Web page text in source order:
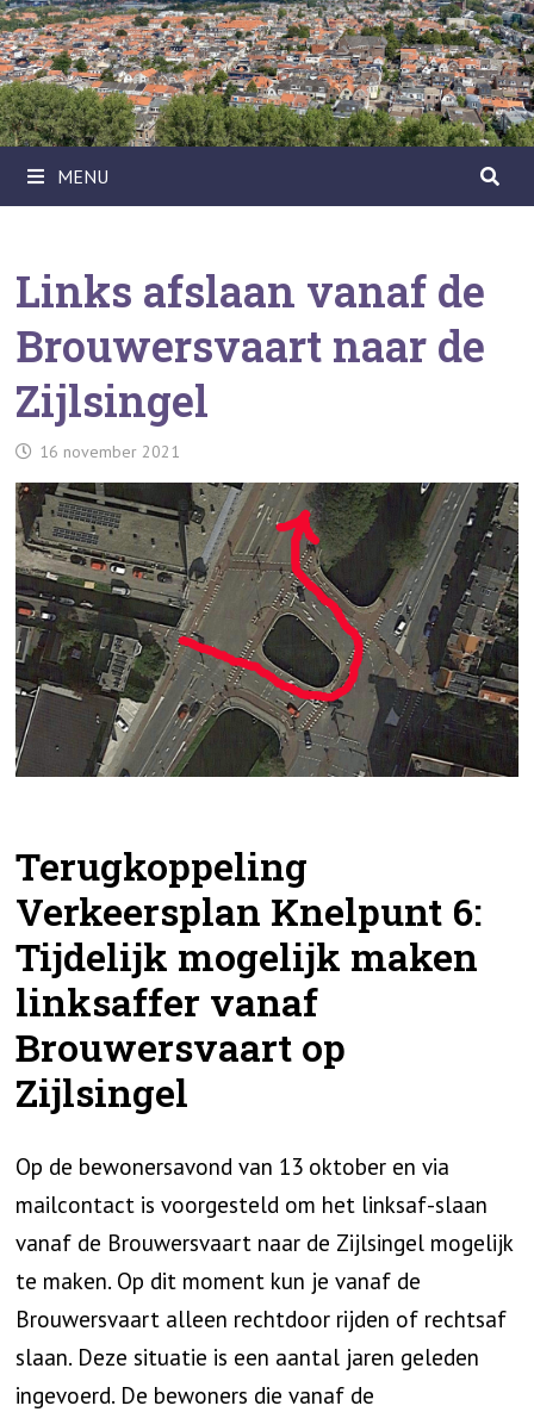
Ga
naar
de
inhoud
MENU
Links afslaan vanaf de
Brouwersvaart naar de
Zijlsingel
16 november 2021
Terugkoppeling
Verkeersplan Knelpunt 6:
Tijdelijk mogelijk maken
linksaffer vanaf
Brouwersvaart op
Zijlsingel
Op de bewonersavond van 13 oktober en via
mailcontact is voorgesteld om het linksaf-slaan
vanaf de Brouwersvaart naar de Zijlsingel mogelijk
te maken. Op dit moment kun je vanaf de
Brouwersvaart alleen rechtdoor rijden of rechtsaf
slaan. Deze situatie is een aantal jaren geleden
ingevoerd. De bewoners die vanaf de